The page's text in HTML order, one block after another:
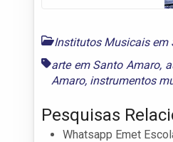
Institutos Musicais em
arte em Santo Amaro,
Amaro, instrumentos
Pesquisas
Whatsapp Emet